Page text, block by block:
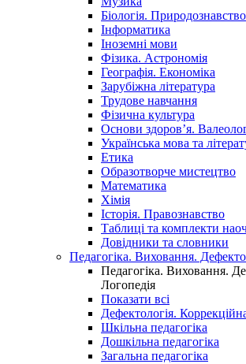
Біологія. Природознавство
Інформатика
Іноземні мови
Фізика. Астрономія
Географія. Економіка
Зарубіжна література
Трудове навчання
Фізична культура
Основи здоров’я.
Українська мова та
Етика
Образотворче мистецтво
Математика
Хімія
Історія. Правознавство
Таблиці та комплекти
Довідники та словники
Педагогіка. Виховання.
Педагогіка. Виховання.
Логопедія
Показати всі
Дефектологія.
Шкільна педагогіка
Дошкільна педагогіка
Загальна педагогіка